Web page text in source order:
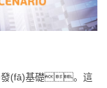
發(fā)基礎。這